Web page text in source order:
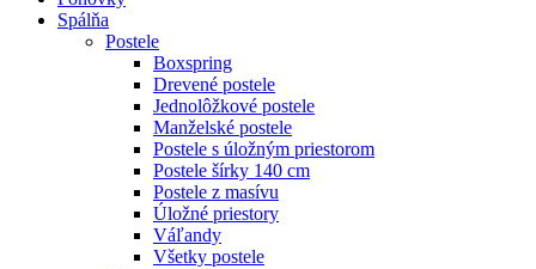
Spálňa
Postele
Boxspring
Drevené postele
Jednolôžkové postele
Manželské postele
Postele s úložným priestorom
Postele šírky 140 cm
Postele z masívu
Úložné priestory
Váľandy
Všetky postele